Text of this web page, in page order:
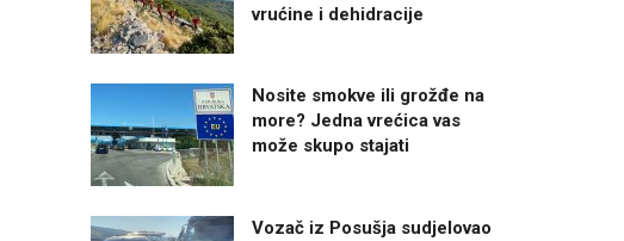
vrućine i dehidracije
Nosite smokve ili grožđe na
more? Jedna vrećica vas
može skupo stajati
Vozač iz Posušja sudjelovao